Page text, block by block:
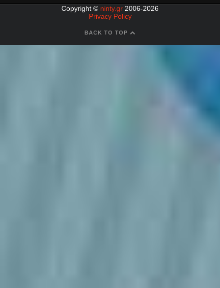
Copyright © ninty.gr 2006-2026
Privacy Policy
BACK TO TOP